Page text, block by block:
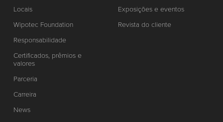
Locais
Wipotec Foundation
Responsabilidade
Certificados, prêmios e
valores
Parceria
Carreira
News
Exposições e eventos
Revista do cliente